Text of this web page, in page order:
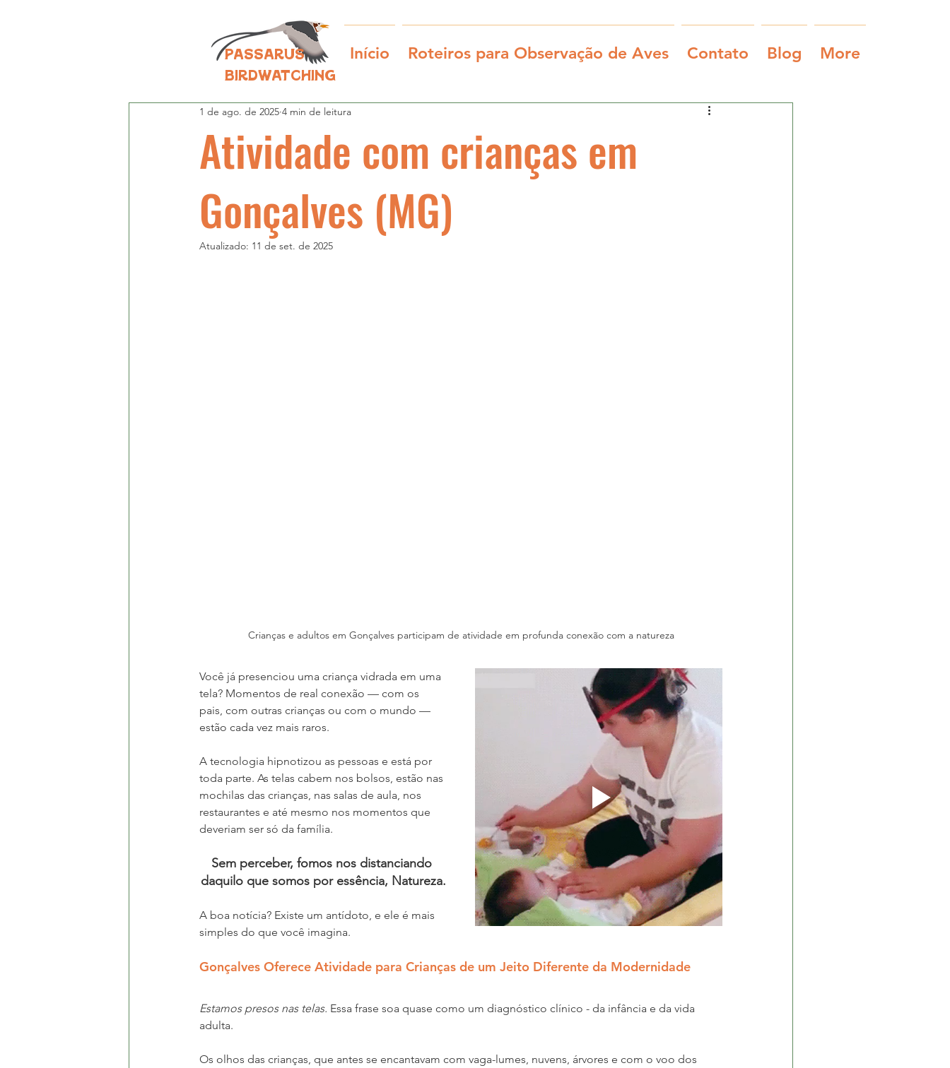
PASSARUS
BIRDWATCHING
Início Roteiros para Observação de Aves Contato Blog More
Atividade com crianças em
Gonçalves (MG)
1 de ago. de 2025 4 min de leitura
Atualizado: 11 de set. de 2025
Crianças e adultos em Gonçalves participam de atividade em profunda conexão com a natureza
Você já presenciou uma criança vidrada em uma
tela? Momentos de real conexão — com os
pais, com outras crianças ou com o mundo —
estão cada vez mais raros.
A tecnologia hipnotizou as pessoas e está por
toda parte. As telas cabem nos bolsos, estão nas
mochilas das crianças, nas salas de aula, nos
restaurantes e até mesmo nos momentos que
deveriam ser só da família.
Sem perceber, fomos nos distanciando
daquilo que somos por essência, Natureza.
A boa notícia? Existe um antídoto, e ele é mais
simples do que você imagina.
Gonçalves Oferece Atividade para Crianças de um Jeito Diferente da Modernidade
Estamos presos nas telas. Essa frase soa quase como um diagnóstico clínico - da infância e da vida
adulta.
Os olhos das crianças, que antes se encantavam com vaga-lumes, nuvens, árvores e com o voo dos